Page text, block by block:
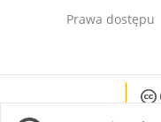
Prawa dostępu